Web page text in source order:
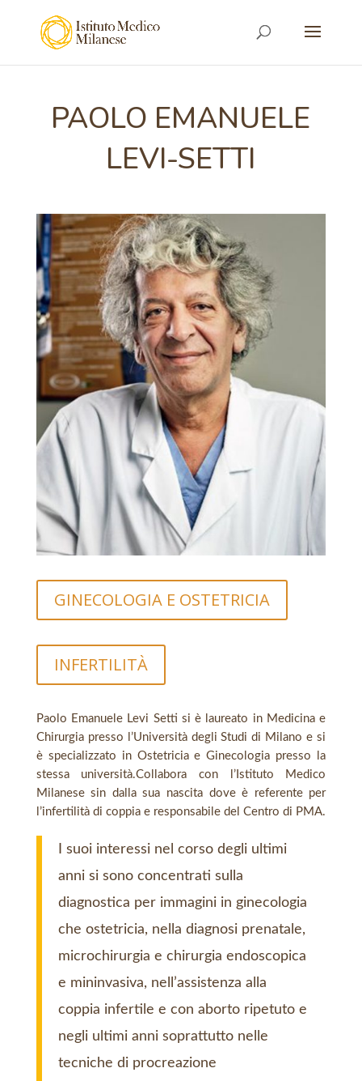
PAOLO EMANUELE
LEVI-SETTI
GINECOLOGIA E OSTETRICIA
INFERTILITÀ
Paolo Emanuele Levi Setti si è laureato in Medicina e
Chirurgia presso l’Università degli Studi di Milano e si
è specializzato in Ostetricia e Ginecologia presso la
stessa università.Collabora con l’Istituto Medico
Milanese sin dalla sua nascita dove è referente per
l’infertilità di coppia e responsabile del Centro di PMA.
I suoi interessi nel corso degli ultimi
anni si sono concentrati sulla
diagnostica per immagini in ginecologia
che ostetricia, nella diagnosi prenatale,
microchirurgia e chirurgia endoscopica
e mininvasiva, nell’assistenza alla
coppia infertile e con aborto ripetuto e
negli ultimi anni soprattutto nelle
tecniche di procreazione